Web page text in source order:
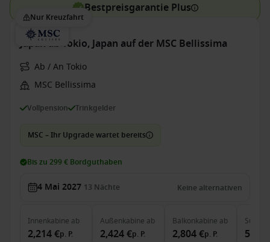
Bestpreisgarantie Plus
Nur Kreuzfahrt
Japan ab Tokio, Japan auf der MSC Bellissima
Ab / An Tokio
MSC Bellissima
Vollpension Trinkgelder
MSC – Ihr Upgrade wartet bereits
Bis zu 299 € Bordguthaben
4 Mai 2027 13 Nächte Keine alternativen
Innenkabine ab
2,214 €p. P.
Außenkabine ab
2,424 €p. P.
Balkonkabine ab
2,804 €p. P.
Suite